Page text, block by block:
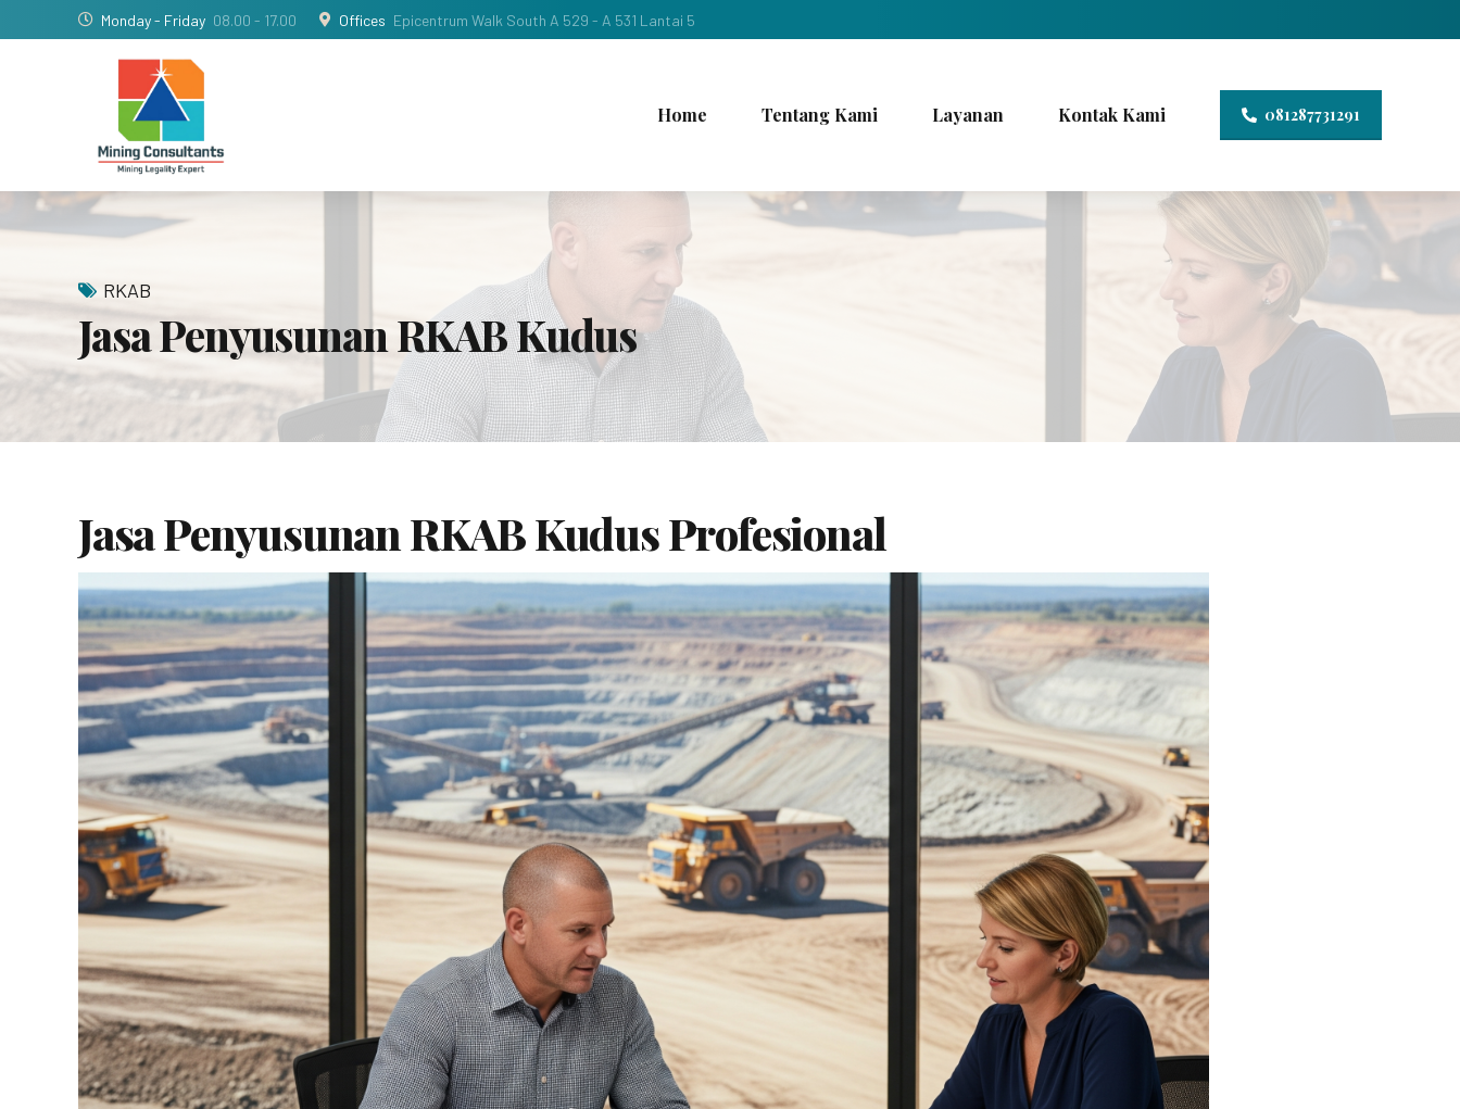
Monday - Friday 08.00 - 17.00 Offices Epicentrum Walk South A 529 - A 531 Lantai 5
081287731291
Home Tentang Kami Layanan Kontak Kami
RKAB
Jasa Penyusunan RKAB Kudus
Jasa Penyusunan RKAB Kudus Profesional